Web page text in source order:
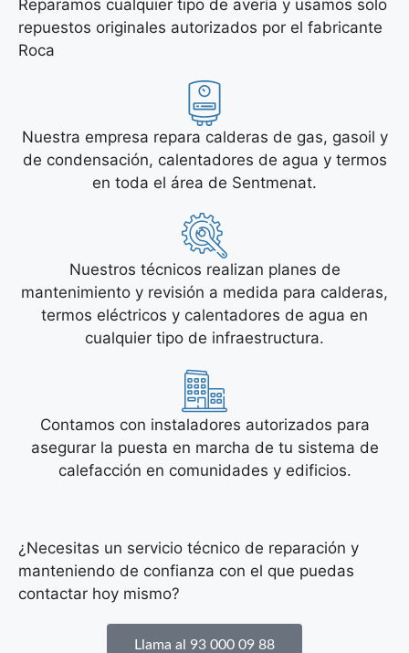
Reparamos cualquier tipo de avería y usamos solo
repuestos originales autorizados por el fabricante
Roca
Nuestra empresa repara calderas de gas, gasoil y
de condensación, calentadores de agua y termos
en toda el área de Sentmenat.
Nuestros técnicos realizan planes de
mantenimiento y revisión a medida para calderas,
termos eléctricos y calentadores de agua en
cualquier tipo de infraestructura.
Contamos con instaladores autorizados para
asegurar la puesta en marcha de tu sistema de
calefacción en comunidades y edificios.
¿Necesitas un servicio técnico de reparación y
manteniendo de confianza con el que puedas
contactar hoy mismo?
Llama al 93 000 09 88